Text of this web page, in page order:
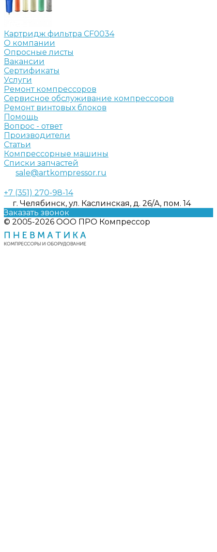
Картридж фильтра CF0034
О компании
Опросные листы
Вакансии
Сертификаты
Услуги
Ремонт компрессоров
Сервисное обслуживание компрессоров
Ремонт винтовых блоков
Помощь
Вопрос - ответ
Производители
Статьи
Компрессорные машины
Списки запчастей
sale@artkompressor.ru
+7 (351) 270-98-14
г. Челябинск, ул. Каслинская, д. 26/А, пом. 14
Заказать звонок
© 2005-2026 ООО ПРО Компрессор